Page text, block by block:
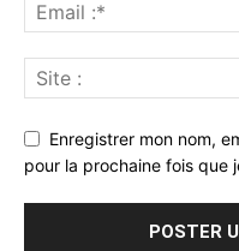
Enregistrer mon nom,
pour la prochaine fois que